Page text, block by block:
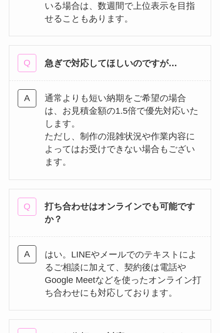
いる場合は、数週間で上位表示を目指
せることもあります。
急ぎで対応してほしいのですが…
通常よりも短い納期をご希望の場合
は、お見積金額の1.5倍で優先対応いた
します。
ただし、制作の混雑状況や作業内容に
よってはお受けできない場合もござい
ます。
打ち合わせはオンラインでも可能です
か？
はい。LINEやメールでのテキストによ
るご相談に加えて、契約後は電話や
Google Meetなどを使ったオンライン打
ち合わせにも対応しております。